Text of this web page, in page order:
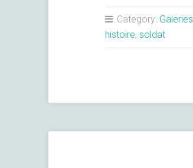
Category: Galeries
histoire, soldat